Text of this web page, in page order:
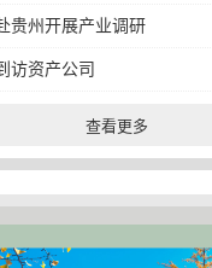
贵州开展产业调研
访资产公司
查看更多